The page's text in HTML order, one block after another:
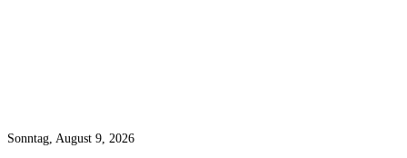
Sonntag, August 9, 2026